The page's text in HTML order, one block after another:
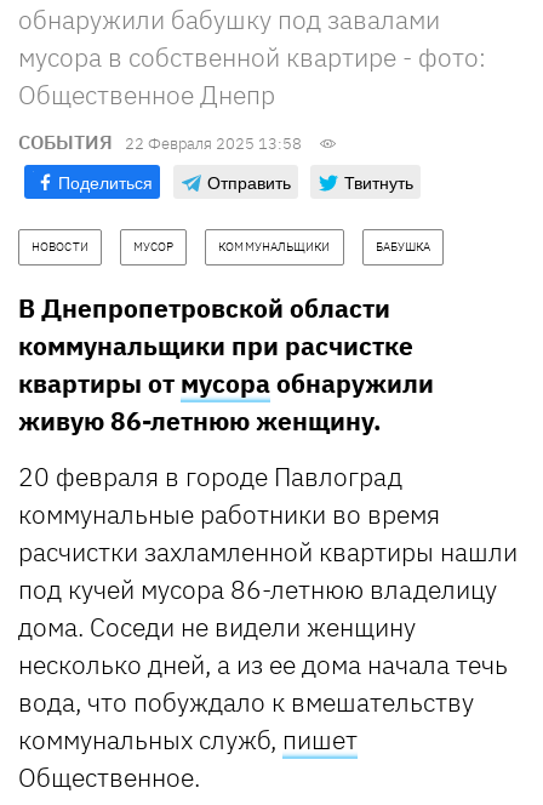
обнаружили бабушку под завалами
мусора в собственной квартире - фото:
Общественное Днепр
СОБЫТИЯ 22 Февраля 2025 13:58
Поделиться Отправить Твитнуть
НОВОСТИ МУСОР КОММУНАЛЬЩИКИ БАБУШКА
В Днепропетровской области
коммунальщики при расчистке
квартиры от мусораобнаружили
живую 86-летнюю женщину.
20 февраля в городе Павлоград
коммунальные работники во время
расчистки захламленной квартиры нашли
под кучей мусора 86-летнюю владелицу
дома. Соседи не видели женщину
несколько дней, а из ее дома начала течь
вода, что побуждало к вмешательству
коммунальных служб, пишет
Общественное.